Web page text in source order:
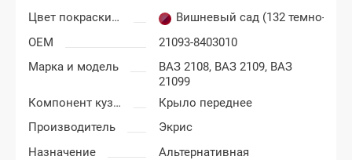
Цвет покраски ВАЗ 2108, 2109, 21099
Вишневый сад (132 темно-
OEM
21093-8403010
Марка и модель
ВАЗ 2108, ВАЗ 2109, ВАЗ
21099
Компонент кузова
Крыло переднее
Производитель
Экрис
Назначение
Альтернативная